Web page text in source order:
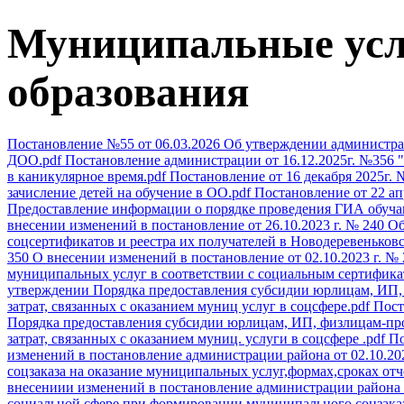
Муниципальные
образования
Постановление №55 от 06.03.2026 Об утверждении
ДОО.pdf Постановление администрации от 16.12.2025г. №356
в каникулярное время.pdf Постановление от 16 декабря
зачисление детей на обучение в ОО.pdf Постановление от 22
Предоставление информации о порядке проведения ГИА
внесении изменений в постановление от 26.10.2023 г. № 240
соцсертификатов и реестра их получателей в
350 О внесении изменений в постановление от 02.10.2023 г.
муниципальных услуг в соответствии с социальным
утверждении Порядка предоставления субсидии юрлицам,
затрат, связанных с оказанием муниц услуг в соцсфере.pdf
Порядка предоставления субсидии юрлицам, ИП, физлицам-
затрат, связанных с оказанием муниц. услуги в соцсфере .pdf
изменений в постановление администрации района от
соцзаказа на оказание муниципальных услуг,формах,сроках
внесениии изменений в постановление администрации